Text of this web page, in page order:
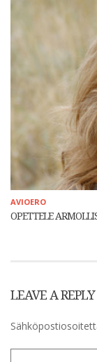
AVIOERO
OPETTELE
LEAVE A REPLY